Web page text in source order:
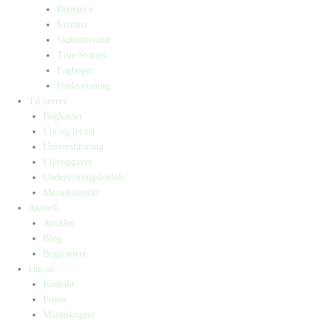
Romance
Krimier
Skønlitteratur
True Stories
Fagbøger
Undervisning
Til lærere
Bogkasser
Lix og let-tal
Universlæsning
Elevopgaver
Undervisningsforløb
Messekalender
Aktuelt
Artikler
Blog
Bogtrailere
Om os
Kontakt
Presse
Manuskripter